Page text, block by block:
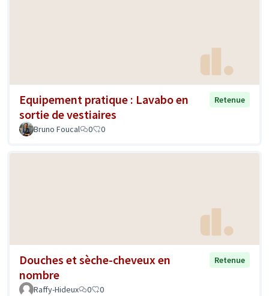
Equipement pratique : Lavabo en
sortie de vestiaires
Retenue
Bruno Foucal 0 0
Douches et sèche-cheveux en
nombre
Retenue
Raffy-Hideux 0 0